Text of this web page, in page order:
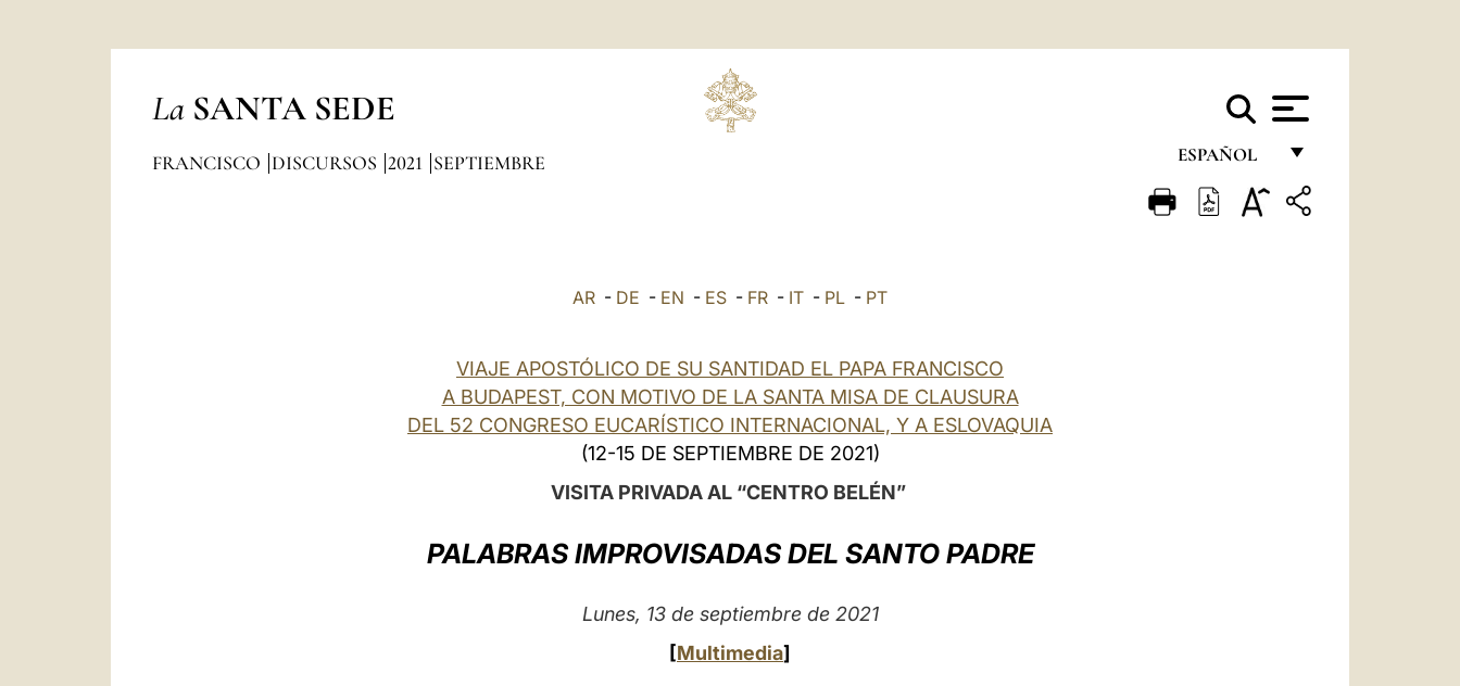
La SANTA SEDE
ESPAÑOL
FRANÇAIS
FRANCISCO DISCURSOS 2021 SEPTIEMBRE
AR - DE - EN - ES - FR - IT - PL - PT
VIAJE APOSTÓLICO DE SU SANTIDAD EL PAPA FRANCISCO
A BUDAPEST, CON MOTIVO DE LA SANTA MISA DE CLAUSURA
DEL 52 CONGRESO EUCARÍSTICO INTERNACIONAL, Y A ESLOVAQUIA
(12-15 DE SEPTIEMBRE DE 2021)
VISITA PRIVADA AL “CENTRO BELÉN”
PALABRAS IMPROVISADAS DEL SANTO PADRE
Lunes, 13 de septiembre de 2021
[Multimedia]